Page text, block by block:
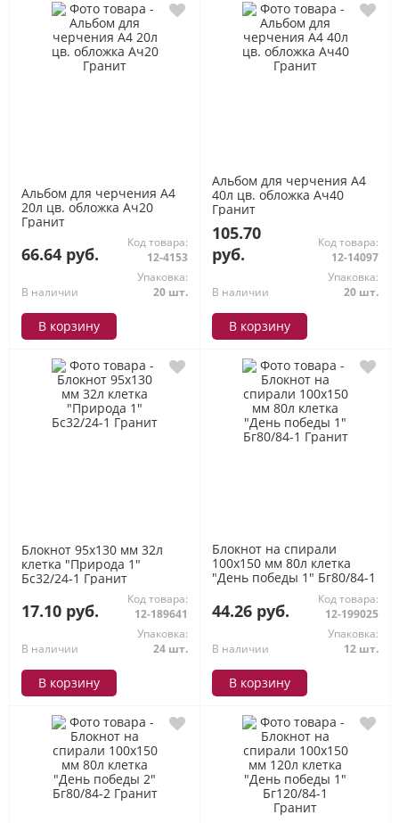
Альбом для черчения А4
20л цв. обложка Ач20
Гранит
66.64 руб.
Код товара:
12-4153
В наличии
Упаковка:
20 шт.
В корзину
Альбом для черчения А4
40л цв. обложка Ач40
Гранит
105.70
руб.
Код товара:
12-14097
В наличии
Упаковка:
20 шт.
В корзину
Блокнот 95х130 мм 32л
клетка "Природа 1"
Бс32/24-1 Гранит
17.10 руб.
Код товара:
12-189641
В наличии
Упаковка:
24 шт.
В корзину
Блокнот на спирали
100х150 мм 80л клетка
"День победы 1" Бг80/84-1
44.26 руб.
Код товара:
12-199025
В наличии
Упаковка:
12 шт.
В корзину